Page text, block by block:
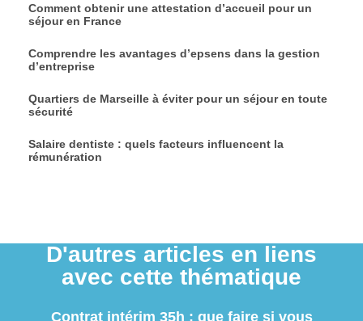
Comment obtenir une attestation d’accueil pour un
séjour en France
Comprendre les avantages d’epsens dans la gestion
d’entreprise
Quartiers de Marseille à éviter pour un séjour en toute
sécurité
Salaire dentiste : quels facteurs influencent la
rémunération
D'autres articles en liens
avec cette thématique
Contrat intérim 35h : que faire si vous